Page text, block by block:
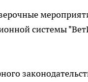
системы